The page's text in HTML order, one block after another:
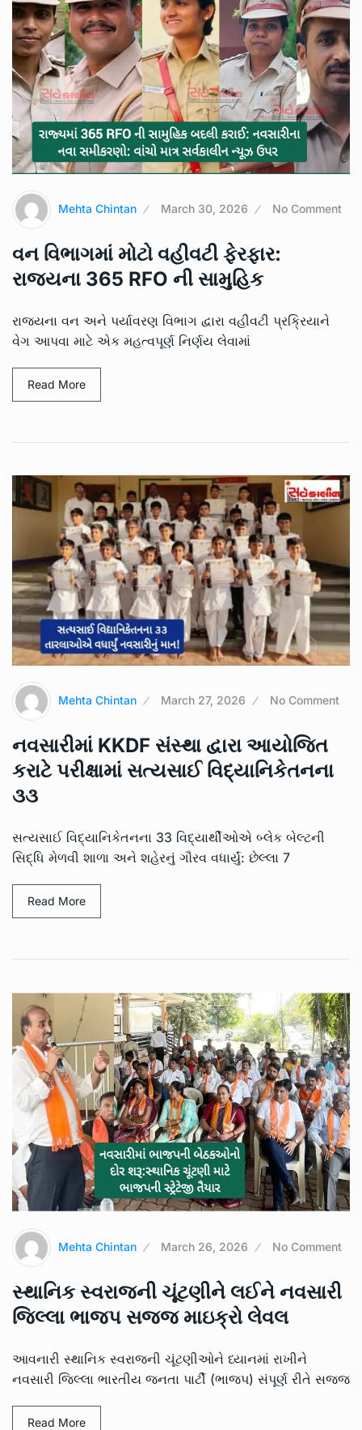
Mehta Chintan March 30, 2026 No Comment
વન વિભાગમાં મોટો વહીવટી ફેરફાર:
રાજ્યના 365 RFO ની સામુહિક
રાજ્યના વન અને પર્યાવરણ વિભાગ દ્વારા વહીવટી પ્રક્રિયાને
વેગ આપવા માટે એક મહત્વપૂર્ણ નિર્ણય લેવામાં
Read More
Mehta Chintan March 27, 2026 No Comment
નવસારીમાં KKDF સંસ્થા દ્વારા આયોજિત
કરાટે પરીક્ષામાં સત્યસાઈ વિદ્યાનિકેતનના
૩૩
સત્યસાઈ વિદ્યાનિકેતનના 33 વિદ્યાર્થીઓએ બ્લેક બેલ્ટની
સિદ્ધિ મેળવી શાળા અને શહેરનું ગૌરવ વધાર્યું: છેલ્લા 7
Read More
Mehta Chintan March 26, 2026 No Comment
સ્થાનિક સ્વરાજની ચૂંટણીને લઈને નવસારી
જિલ્લા ભાજપ સજ્જ માઇક્રો લેવલ
આવનારી સ્થાનિક સ્વરાજની ચૂંટણીઓને ધ્યાનમાં રાખીને
નવસારી જિલ્લા ભારતીય જનતા પાર્ટી (ભાજપ) સંપૂર્ણ રીતે સજ્જ
Read More